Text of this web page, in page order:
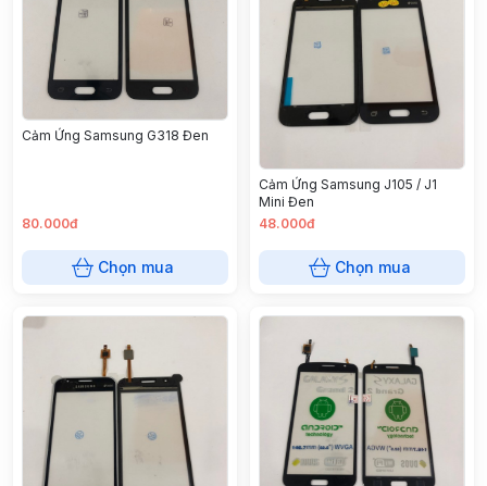
Cảm Ứng Samsung G318 Đen
80.000đ
Chọn mua
Cảm Ứng Samsung J105 / J1
Mini Đen
48.000đ
Chọn mua